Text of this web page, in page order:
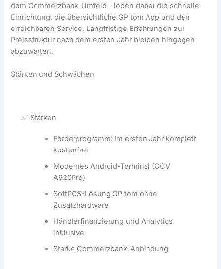
dem Commerzbank-Umfeld – loben dabei die schnelle
Einrichtung, die übersichtliche GP tom App und den
erreichbaren Service. Langfristige Erfahrungen zur
Preisstruktur nach dem ersten Jahr bleiben hingegen
abzuwarten.
Stärken und Schwächen
✅ Stärken
Förderprogramm: Im ersten Jahr komplett
kostenfrei
Modernes Android-Terminal (CCV
A920Pro)
SoftPOS-Lösung GP tom ohne
Zusatzhardware
Händlerfinanzierung und Analytics
inklusive
Starke Commerzbank-Anbindung